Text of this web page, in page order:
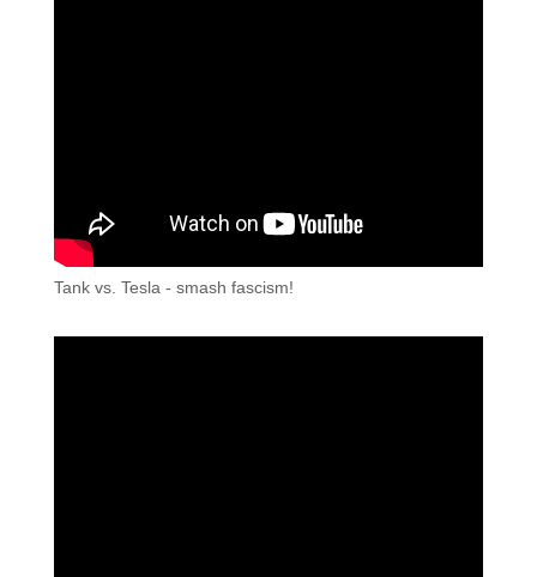
Tank vs. Tesla - smash fascism!